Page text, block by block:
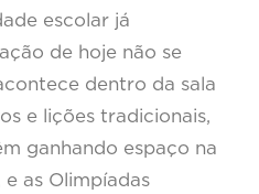
escolar já
de hoje não se
dentro da sala
e lições tradicionais,
ganhando espaço na
as Olimpíadas